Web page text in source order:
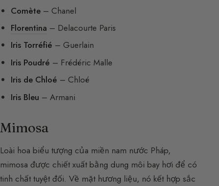
Comète – Chanel
Florentina – Delacourte Paris
Iris Torréfié – Guerlain
Iris Poudré – Frédéric Malle
Iris de Chloé – Chloé
Iris Bleu – Armani
Mimosa
Loài hoa biểu tượng của miền nam nước Pháp,
mimosa được chiết xuất bằng dung môi bay hơi để có
tinh chất tuyệt đối. Về mặt hương liệu, nó kết hợp sắc